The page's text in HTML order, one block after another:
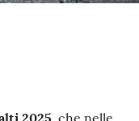
2025, che nelle